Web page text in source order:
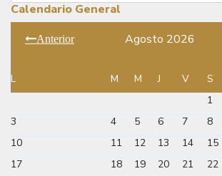
Calendario General
Anterior Agosto 2026
L M M J V S
1
3
4 5 6 7 8
10
11 12 13 14 15
17
18 19 20 21 22